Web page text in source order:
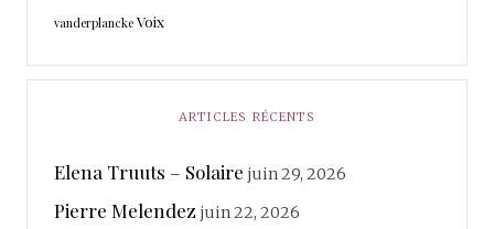
vanderplancke Voix
ARTICLES RÉCENTS
Elena Truuts – Solaire juin 29, 2026
Pierre Melendez juin 22, 2026